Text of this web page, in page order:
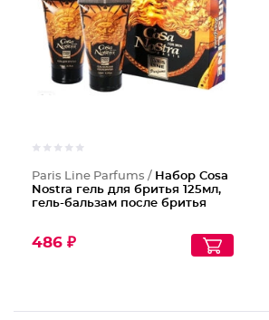
Paris Line Parfums / Набор Cosa
Nostra гель для бритья 125мл,
гель-бальзам после бритья
486 ₽